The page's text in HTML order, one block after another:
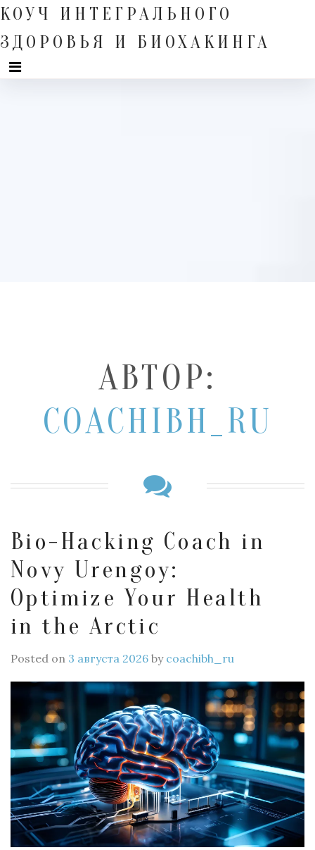
Skip
to
КОУЧ ИНТЕГРАЛЬНОГО
ЗДОРОВЬЯ И БИОХАКИНГА
АВТОР:
COACHIBH_RU
Bio-Hacking Coach in
Novy Urengoy:
Optimize Your Health
in the Arctic
Posted on 3 августа 2026 by coachibh_ru